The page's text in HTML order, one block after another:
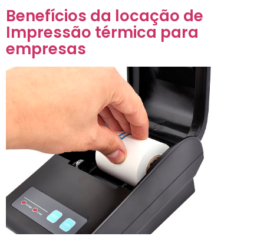
Benefícios da locação de
Impressão térmica para
empresas